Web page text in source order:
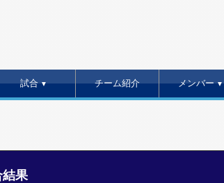
試合▼ チーム紹介 メンバー▼
結果